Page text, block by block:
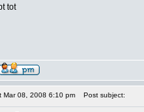
tot
Mar 08, 2008 6:10 pm Post subject: